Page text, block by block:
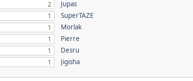
2
1
1
1
1
1
Jupas
SuperTAZE
Morlak
Pierre
Desru
Jigisha